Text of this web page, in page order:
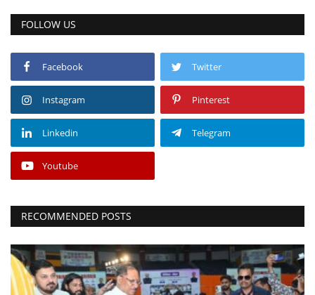
FOLLOW US
Facebook Twitter
Instagram Pinterest
Linkedin Telegram
Youtube
RECOMMENDED POSTS